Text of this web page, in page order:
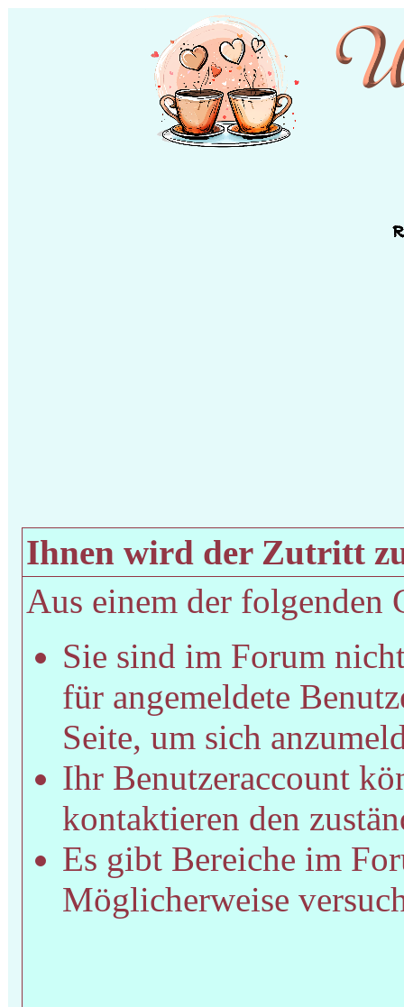
Ihnen wird der Zutritt
Aus einem der folgenden
Sie sind im Forum
für angemeldete
Seite, um sich
Ihr Benutzeraccount
kontaktieren den
Es gibt Bereiche im
Möglicherweise